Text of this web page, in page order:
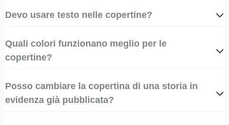
Devo usare testo nelle copertine?
Quali colori funzionano meglio per le
copertine?
Posso cambiare la copertina di una storia in
evidenza già pubblicata?